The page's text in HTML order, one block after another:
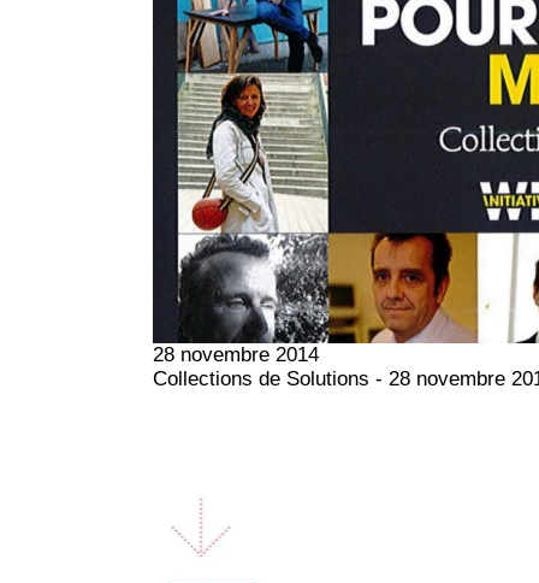
28 novembre 2014
Collections de Solutions - 28 novembre